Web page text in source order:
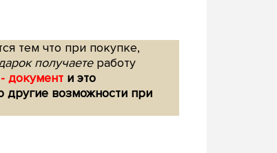
тем что при покупке,
получаетеработу
документ и это
другие возможности при